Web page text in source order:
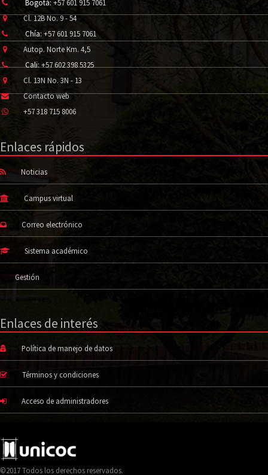
Bogotá: +57 601 915 7061
Cl. 12B No. 9 - 54
Chía: +57 601 915 7061
Autop. Norte Km. 4,5
Cali: +57 602 398 5325
Cl. 13N No. 3N - 13
Contacto web
+57 318 715 8006
Enlaces rápidos
Noticias
Campus virtual
Correo electrónico
Sistema académico
Gestión
Enlaces de interés
Política de manejo de datos
Términos y condiciones
Acceso de administradores
©2017 Todos los derechos reservados.